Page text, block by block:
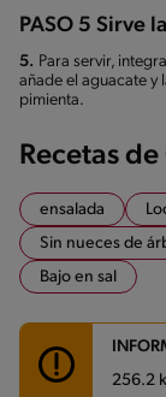
PASO 5 Sirve
5. Para servir,
añade el aguacate y
pimienta.
Recetas
ensalada
Sin nueces de
Bajo en sal
256.2